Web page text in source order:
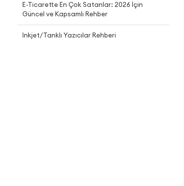
E-Ticarette En Çok Satanlar: 2026 İçin
Güncel ve Kapsamlı Rehber
Inkjet/Tanklı Yazıcılar Rehberi